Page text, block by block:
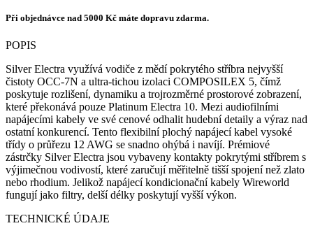
Power
Při objednávce nad 5000 Kč máte dopravu zdarma.
POPIS
Silver Electra využívá vodiče z mědí pokrytého stříbra nejvyšší
čistoty OCC-7N a ultra-tichou izolaci COMPOSILEX 5, čímž
poskytuje rozlišení, dynamiku a trojrozměrné prostorové zobrazení,
které překonává pouze Platinum Electra 10. Mezi audiofilními
napájecími kabely ve své cenové odhalit hudební detaily a výraz nad
ostatní konkurencí. Tento flexibilní plochý napájecí kabel vysoké
třídy o průřezu 12 AWG se snadno ohýbá i navíjí. Prémiové
zástrčky Silver Electra jsou vybaveny kontakty pokrytými stříbrem s
výjimečnou vodivostí, které zaručují měřitelně tišší spojení než zlato
nebo rhodium. Jelikož napájecí kondicionační kabely Wireworld
fungují jako filtry, delší délky poskytují vyšší výkon.
TECHNICKÉ ÚDAJE